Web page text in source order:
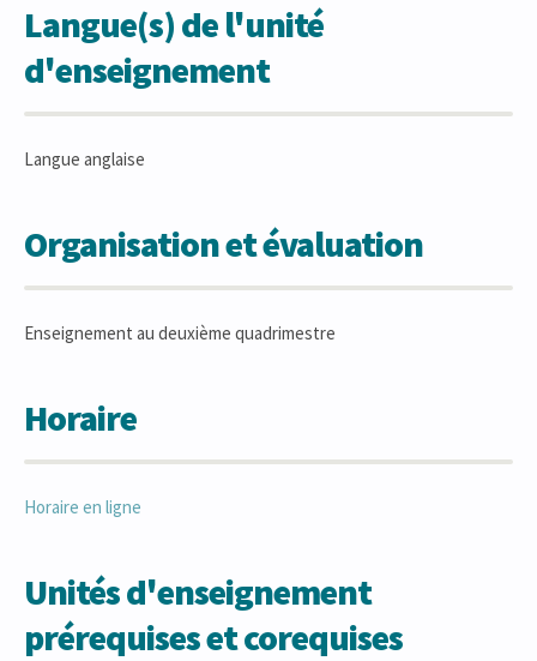
Langue(s) de l'unité
d'enseignement
Langue anglaise
Organisation et évaluation
Enseignement au deuxième quadrimestre
Horaire
Horaire en ligne
Unités d'enseignement
prérequises et corequises